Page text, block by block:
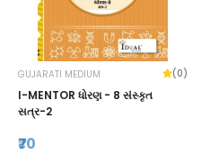
GUJARATI MEDIUM (0)
I-MENTOR ધોરણ - 8 સંસ્કૃત
સત્ર-2
₹70